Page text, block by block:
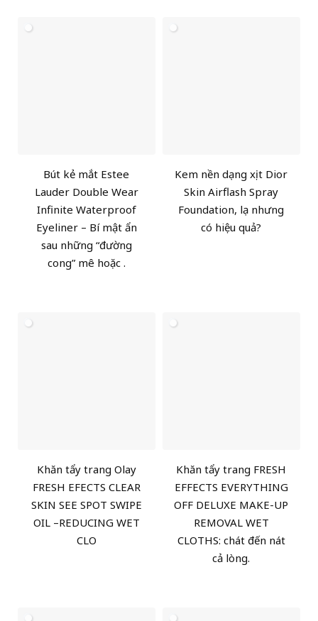
Bút kẻ mắt Estee
Lauder Double Wear
Infinite Waterproof
Eyeliner – Bí mật ẩn
sau những “đường
cong” mê hoặc .
Kem nền dạng xịt Dior
Skin Airflash Spray
Foundation, lạ nhưng
có hiệu quả?
Khăn tẩy trang Olay
FRESH EFECTS CLEAR
SKIN SEE SPOT SWIPE
OIL –REDUCING WET
CLO
Khăn tẩy trang FRESH
EFFECTS EVERYTHING
OFF DELUXE MAKE-UP
REMOVAL WET
CLOTHS: chát đến nát
cả lòng.